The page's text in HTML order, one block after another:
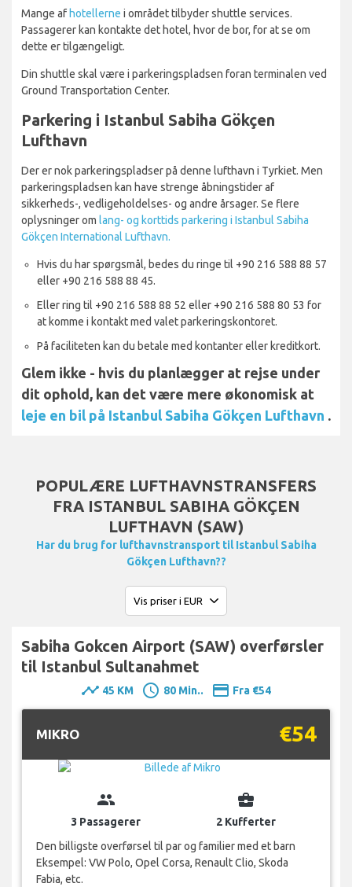
Mange af hotellerne i området tilbyder shuttle services.
Passagerer kan kontakte det hotel, hvor de bor, for at se om
dette er tilgængeligt.
Din shuttle skal være i parkeringspladsen foran terminalen ved
Ground Transportation Center.
Parkering i Istanbul Sabiha Gökçen
Lufthavn
Der er nok parkeringspladser på denne lufthavn i Tyrkiet. Men
parkeringspladsen kan have strenge åbningstider af
sikkerheds-, vedligeholdelses- og andre årsager. Se flere
oplysninger om lang- og korttids parkering i Istanbul Sabiha
Gökçen International Lufthavn.
Hvis du har spørgsmål, bedes du ringe til +90 216 588 88 57
eller +90 216 588 88 45.
Eller ring til +90 216 588 88 52 eller +90 216 588 80 53 for
at komme i kontakt med valet parkeringskontoret.
På faciliteten kan du betale med kontanter eller kreditkort.
Glem ikke - hvis du planlægger at rejse under
dit ophold, kan det være mere økonomisk at
leje en bil på Istanbul Sabiha Gökçen Lufthavn .
POPULÆRE LUFTHAVNSTRANSFERS
FRA ISTANBUL SABIHA GÖKÇEN
LUFTHAVN (SAW)
Har du brug for lufthavnstransport til Istanbul Sabiha
Gökçen Lufthavn??
Sabiha Gokcen Airport (SAW) overførsler
til Istanbul Sultanahmet
timeline 45 KM schedule 80 Min.. payment Fra €54
MIKRO €54
group
3 Passagerer
business_center
2 Kufferter
Den billigste overførsel til par og familier med et barn
Eksempel: VW Polo, Opel Corsa, Renault Clio, Skoda
Fabia, etc.